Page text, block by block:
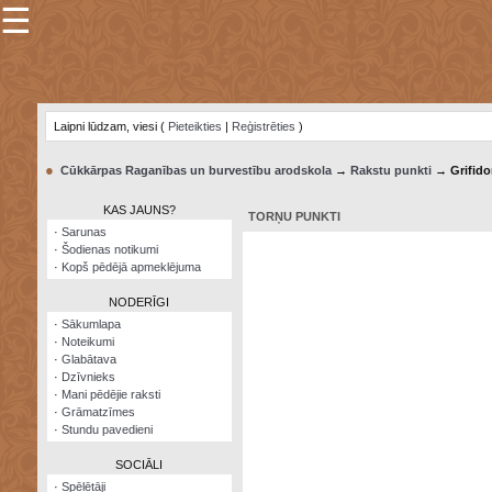
×
Šodienas
Visatcera
almanahs
☰
Laipni lūdzam, viesi ( Pieteikties | Reģistrēties )
● Cūkkārpas Raganības un burvestību arodskola→ Rakstu punkti→
KAS JAUNS?
· Sarunas
· Šodienas notikumi
· Kopš pēdējā apmeklējuma
NODERĪGI
· Sākumlapa
· Noteikumi
· Glabātava
· Dzīvnieks
· Mani pēdējie raksti
· Grāmatzīmes
· Stundu pavedieni
SOCIĀLI
· Spēlētāji
TORŅU PUNKTI